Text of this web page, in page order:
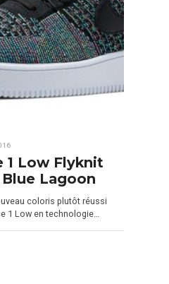
1 Low Flyknit
Lagoon
coloris plutôt réussi
1 Low en technologie…